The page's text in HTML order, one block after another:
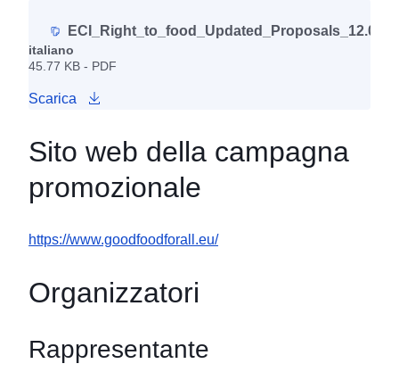
italiano
45.77 KB - PDF
Scarica
Sito web della campagna
promozionale
https://www.goodfoodforall.eu/
Organizzatori
Rappresentante